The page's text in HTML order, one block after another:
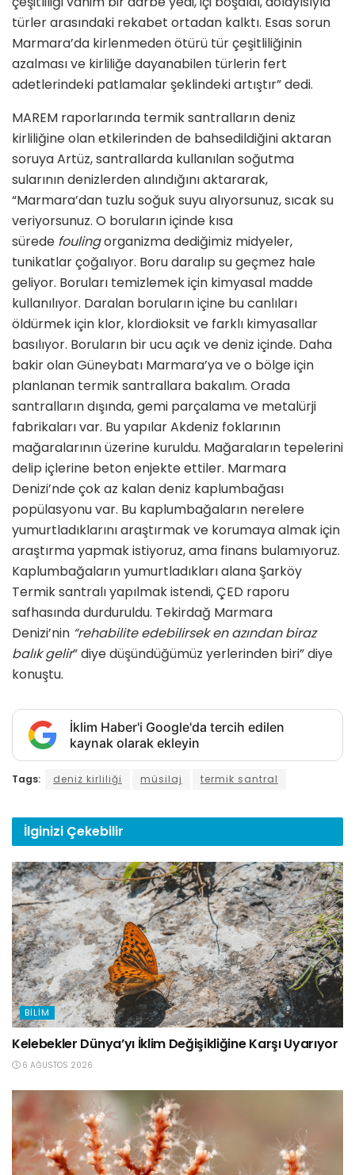
türler arasındaki rekabet ortadan kalktı. Esas sorun
Marmara’da kirlenmeden ötürü tür çeşitliliğinin
azalması ve kirliliğe dayanabilen türlerin fert
adetlerindeki patlamalar şeklindeki artıştır” dedi.
MAREM raporlarında termik santralların deniz
kirliliğine olan etkilerinden de bahsedildiğini aktaran
soruya Artüz, santrallarda kullanılan soğutma
sularının denizlerden alındığını aktararak,
“Marmara’dan tuzlu soğuk suyu alıyorsunuz, sıcak su
veriyorsunuz. O boruların içinde kısa
sürede foulingorganizma dediğimiz midyeler,
tunikatlar çoğalıyor. Boru daralıp su geçmez hale
geliyor. Boruları temizlemek için kimyasal madde
kullanılıyor. Daralan boruların içine bu canlıları
öldürmek için klor, klordioksit ve farklı kimyasallar
basılıyor. Boruların bir ucu açık ve deniz içinde. Daha
bakir olan Güneybatı Marmara’ya ve o bölge için
planlanan termik santrallara bakalım. Orada
santralların dışında, gemi parçalama ve metalürji
fabrikaları var. Bu yapılar Akdeniz foklarının
mağaralarının üzerine kuruldu. Mağaraların tepelerini
delip içlerine beton enjekte ettiler. Marmara
Denizi’nde çok az kalan deniz kaplumbağası
popülasyonu var. Bu kaplumbağaların nerelere
yumurtladıklarını araştırmak ve korumaya almak için
araştırma yapmak istiyoruz, ama finans bulamıyoruz.
Kaplumbağaların yumurtladıkları alana Şarköy
Termik santralı yapılmak istendi, ÇED raporu
safhasında durduruldu. Tekirdağ Marmara
Denizi’nin “rehabilite edebilirsek en azından biraz
balık gelir” diye düşündüğümüz yerlerinden biri” diye
konuştu.
İklim Haber'i Google'da tercih edilen
kaynak olarak ekleyin
Tags: deniz kirliliği müsilaj termik santral
İlginizi Çekebilir
BILIM
Kelebekler Dünya’yı İklim Değişikliğine Karşı Uyarıyor
6 AĞUSTOS 2026